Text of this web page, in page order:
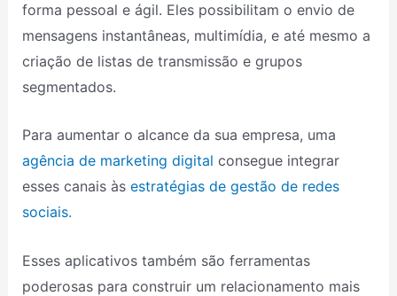
forma pessoal e ágil. Eles possibilitam o envio de
mensagens instantâneas, multimídia, e até mesmo a
criação de listas de transmissão e grupos
segmentados.
Para aumentar o alcance da sua empresa, uma
agência de marketing digital consegue integrar
esses canais àsestratégias de gestão de redes
sociais.
Esses aplicativos também são ferramentas
poderosas para construir um relacionamento mais